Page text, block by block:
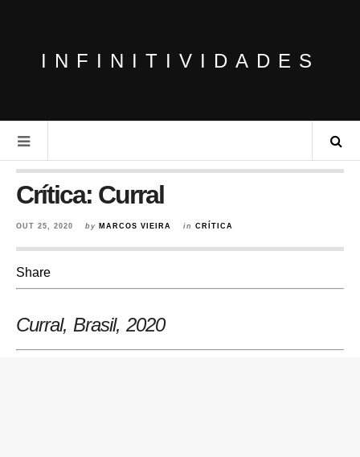
INFINITIVIDADES
Crítica: Curral
OUT 25, 2020 by MARCOS VIEIRA in CRÍTICA
Share
Curral, Brasil, 2020